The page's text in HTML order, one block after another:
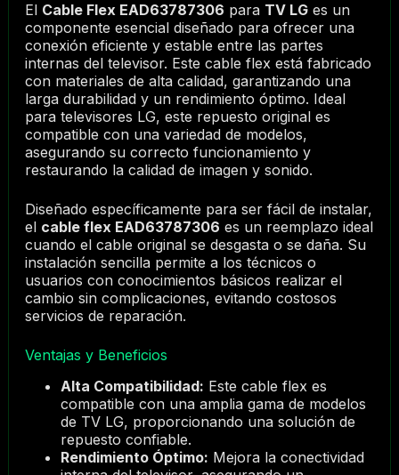
El Cable Flex EAD63787306 para TV LGes un
componente esencial diseñado para ofrecer una
conexión eficiente y estable entre las partes
internas del televisor. Este cable flex está fabricado
con materiales de alta calidad, garantizando una
larga durabilidad y un rendimiento óptimo. Ideal
para televisores LG, este repuesto original es
compatible con una variedad de modelos,
asegurando su correcto funcionamiento y
restaurando la calidad de imagen y sonido.
Diseñado específicamente para ser fácil de instalar,
el cable flex EAD63787306 es un reemplazo ideal
cuando el cable original se desgasta o se daña. Su
instalación sencilla permite a los técnicos o
usuarios con conocimientos básicos realizar el
cambio sin complicaciones, evitando costosos
servicios de reparación.
Ventajas y Beneficios
Alta Compatibilidad: Este cable flex es
compatible con una amplia gama de modelos
de TV LG, proporcionando una solución de
repuesto confiable.
Rendimiento Óptimo: Mejora la conectividad